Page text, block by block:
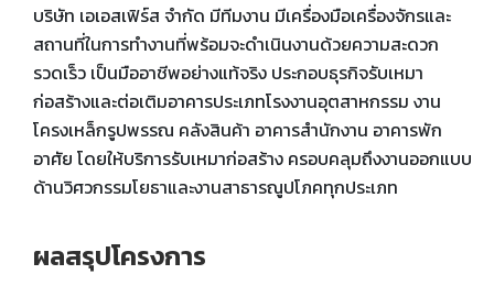
บริษัท เอเอสเฟิร์ส จำกัด มีทีมงาน มีเครื่องมือเครื่องจักรและ
สถานที่ในการทำงานที่พร้อมจะดำเนินงานด้วยความสะดวก
รวดเร็ว เป็นมืออาชีพอย่างแท้จริง ประกอบธุรกิจรับเหมา
ก่อสร้างและต่อเติมอาคารประเภทโรงงานอุตสาหกรรม งาน
โครงเหล็กรูปพรรณ คลังสินค้า อาคารสำนักงาน อาคารพัก
อาศัย โดยให้บริการรับเหมาก่อสร้าง ครอบคลุมถึงงานออกแบบ
ด้านวิศวกรรมโยธาและงานสาธารณูปโภคทุกประเภท
ผลสรุปโครงการ